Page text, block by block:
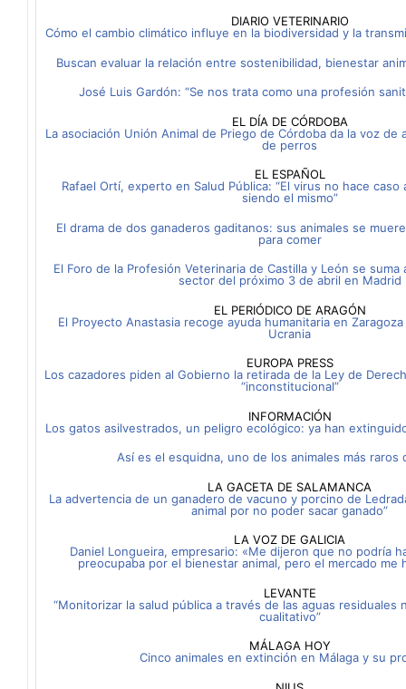
DIARIO VETERINARIO
Cómo el cambio climático influye en la biodiversidad y la
Buscan evaluar la relación entre sostenibilidad, bienestar
José Luis Gardón: “Se nos trata como una profesión
EL DÍA DE CÓRDOBA
La asociación Unión Animal de Priego de Córdoba da la voz de
de perros
EL ESPAÑOL
Rafael Ortí, experto en Salud Pública: “El virus no hace
siendo el mismo”
El drama de dos ganaderos gaditanos: sus animales se
para comer
El Foro de la Profesión Veterinaria de Castilla y León se suma
sector del próximo 3 de abril en Madrid
EL PERIÓDICO DE ARAGÓN
El Proyecto Anastasia recoge ayuda humanitaria en
Ucrania
EUROPA PRESS
Los cazadores piden al Gobierno la retirada de la Ley de
“inconstitucional”
INFORMACIÓN
Los gatos asilvestrados, un peligro ecológico: ya han
Así es el esquidna, uno de los animales más raros
LA GACETA DE SALAMANCA
La advertencia de un ganadero de vacuno y porcino de
animal por no poder sacar ganado”
LA VOZ DE GALICIA
Daniel Longueira, empresario: «Me dijeron que no podría
preocupaba por el bienestar animal, pero el mercado me
LEVANTE
“Monitorizar la salud pública a través de las aguas residuales
cualitativo”
MÁLAGA HOY
Cinco animales en extinción en Málaga y su